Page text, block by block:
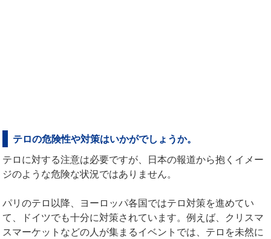
テロの危険性や対策はいかがでしょうか。
テロに対する注意は必要ですが、日本の報道から抱くイメー
ジのような危険な状況ではありません。
パリのテロ以降、ヨーロッパ各国ではテロ対策を進めてい
て、ドイツでも十分に対策されています。例えば、クリスマ
スマーケットなどの人が集まるイベントでは、テロを未然に